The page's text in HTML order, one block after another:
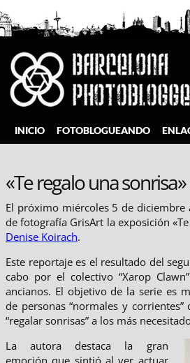
INICIO FOTOBLOGUEANDO
«Te regalo una
El próximo miércoles 5 de diciembre
de fotografía GrisArt la exposición
Denise Koirach.
Este reportaje es el resultado del
cabo por el colectivo “Xarop
ancianos. El objetivo de la serie es
de personas “normales y
“regalar sonrisas” a los más
La autora destaca la gran
emoción que sintió al ver actuar